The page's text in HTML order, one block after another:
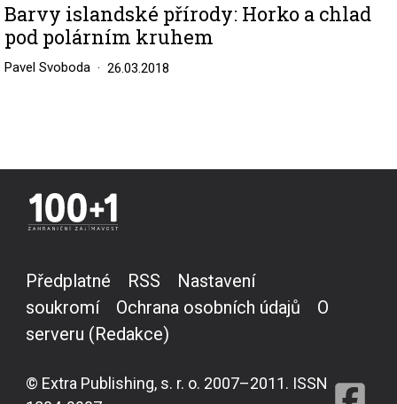
Barvy islandské přírody: Horko a chlad
pod polárním kruhem
Pavel Svoboda 26.03.2018
Předplatné RSS
Nastavení
soukromí
Ochrana osobních údajů
O
serveru (Redakce)
© Extra Publishing, s. r. o. 2007–2011. ISSN